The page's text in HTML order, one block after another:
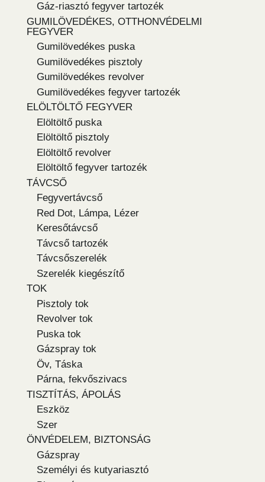
Gáz-riasztó fegyver tartozék
GUMILÖVEDÉKES, OTTHONVÉDELMI
FEGYVER
Gumilövedékes puska
Gumilövedékes pisztoly
Gumilövedékes revolver
Gumilövedékes fegyver tartozék
ELÖLTÖLTŐ FEGYVER
Elöltöltő puska
Elöltöltő pisztoly
Elöltöltő revolver
Elöltöltő fegyver tartozék
TÁVCSŐ
Fegyvertávcső
Red Dot, Lámpa, Lézer
Keresőtávcső
Távcső tartozék
Távcsőszerelék
Szerelék kiegészítő
TOK
Pisztoly tok
Revolver tok
Puska tok
Gázspray tok
Öv, Táska
Párna, fekvőszivacs
TISZTÍTÁS, ÁPOLÁS
Eszköz
Szer
ÖNVÉDELEM, BIZTONSÁG
Gázspray
Személyi és kutyariasztó